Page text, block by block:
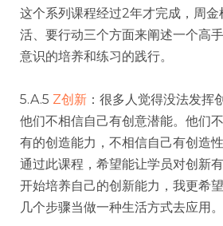
这个系列课程经过2年才完成，周
活、要行动三个方面来阐述一个高
意识的培养和练习的践行。
5.A.5 Z创新 ：很多人觉得没法发挥
他们不相信自己有创意潜能。他们
有的创造能力，不相信自己有创造
通过此课程，希望能让学员对创新
开始培养自己的创新能力，我更希
几个步骤当做一种生活方式去应用。